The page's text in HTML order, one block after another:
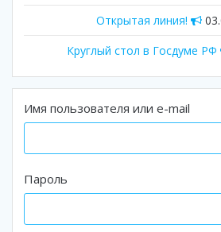
Открытая линия!
Круглый стол в Госдуме РФ
Имя пользователя или e-mail
Пароль